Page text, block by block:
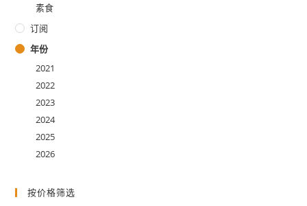
素食
订阅
年份
2021
2022
2023
2024
2025
2026
按价格筛选